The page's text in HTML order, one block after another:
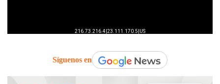
Síguenos en